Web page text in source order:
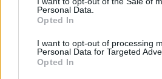
Personal Data.
Opted In
I want to opt-out of processing
Personal Data for Targeted
Opted In
«Χώρισαν οι δρόμοι μας εδώ
έχει συμβεί κάτι
δεν σημαίνει ότι δεν τον